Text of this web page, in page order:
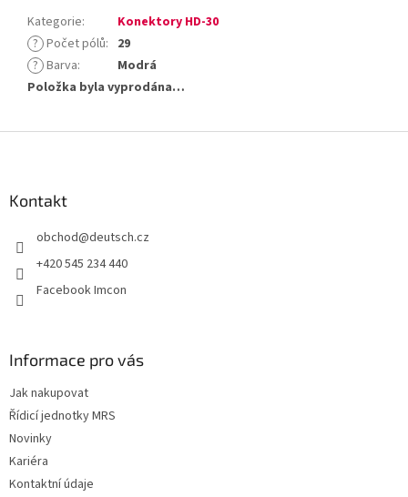
Kategorie:
Konektory HD-30
? Počet pólů: 29
? Barva:
Modrá
Položka byla vyprodána…
Kontakt
obchod@deutsch.cz
+420 545 234 440
Facebook Imcon
Informace pro vás
Jak nakupovat
Řídicí jednotky MRS
Novinky
Kariéra
Kontaktní údaje